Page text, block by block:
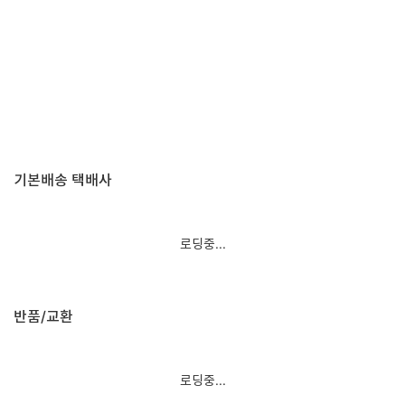
기본배송 택배사
로딩중...
반품/교환
로딩중...